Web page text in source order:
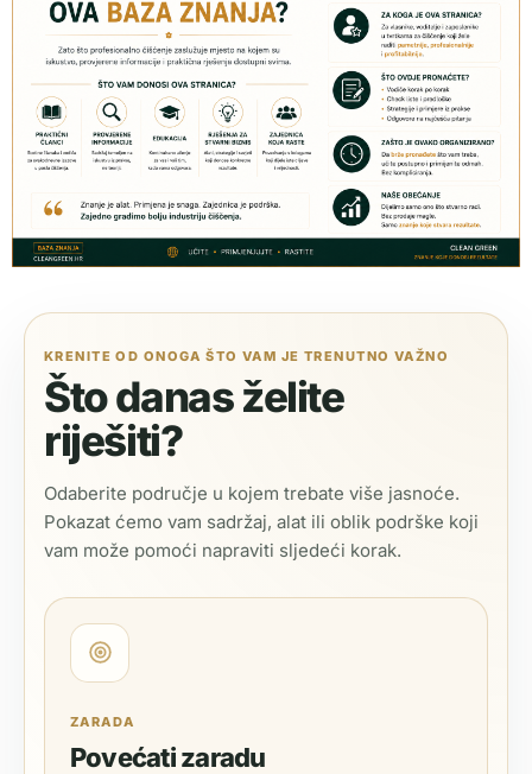
KRENITE OD ONOGA ŠTO VAM JE TRENUTNO VAŽNO
Što danas želite
riješiti?
Odaberite područje u kojem trebate više jasnoće.
Pokazat ćemo vam sadržaj, alat ili oblik podrške koji
vam može pomoći napraviti sljedeći korak.
ZARADA
Povećati zaradu